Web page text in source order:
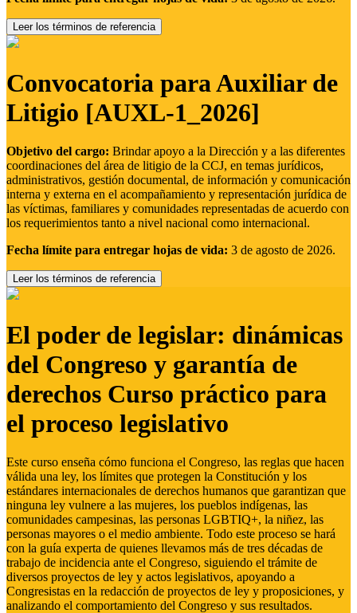
Leer los términos de referencia
Convocatoria para Auxiliar de
Litigio [AUXL-1_2026]
Objetivo del cargo: Brindar apoyo a la Dirección y a las diferentes
coordinaciones del área de litigio de la CCJ, en temas jurídicos,
administrativos, gestión documental, de información y comunicación
interna y externa en el acompañamiento y representación jurídica de
las víctimas, familiares y comunidades representadas de acuerdo con
los requerimientos tanto a nivel nacional como internacional.
Fecha límite para entregar hojas de vida: 3 de agosto de 2026.
Leer los términos de referencia
El poder de legislar: dinámicas
del Congreso y garantía de
derechos Curso práctico para
el proceso legislativo
Este curso enseña cómo funciona el Congreso, las reglas que hacen
válida una ley, los límites que protegen la Constitución y los
estándares internacionales de derechos humanos que garantizan que
ninguna ley vulnere a las mujeres, los pueblos indígenas, las
comunidades campesinas, las personas LGBTIQ+, la niñez, las
personas mayores o el medio ambiente. Todo este proceso se hará
con la guía experta de quienes llevamos más de tres décadas de
trabajo de incidencia ante el Congreso, siguiendo el trámite de
diversos proyectos de ley y actos legislativos, apoyando a
Congresistas en la redacción de proyectos de ley y proposiciones, y
analizando el comportamiento del Congreso y sus resultados.